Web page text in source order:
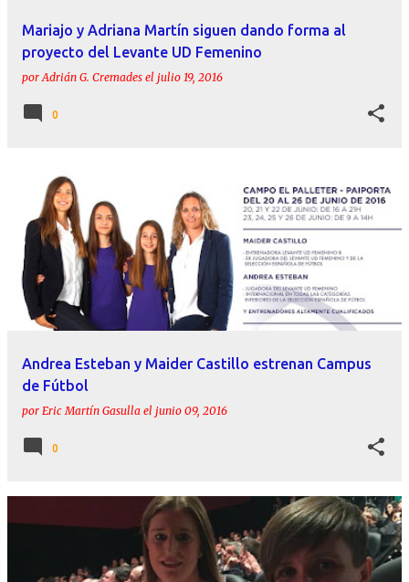
Mariajo y Adriana Martín siguen dando forma al
proyecto del Levante UD Femenino
porAdrián G. Cremades el julio 19, 2016
0
Andrea Esteban y Maider Castillo estrenan Campus
de Fútbol
por Eric Martín Gasulla el junio 09, 2016
0